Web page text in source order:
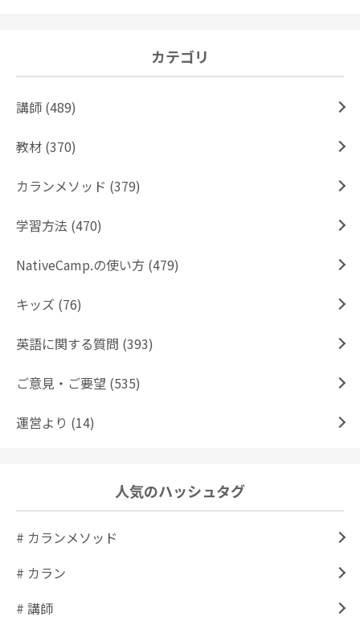
カテゴリ
講師 (489)
教材 (370)
カランメソッド (379)
学習方法 (470)
NativeCamp.の使い方 (479)
キッズ (76)
英語に関する質問 (393)
ご意見・ご要望 (535)
運営より (14)
人気のハッシュタグ
# カランメソッド
# カラン
# 講師